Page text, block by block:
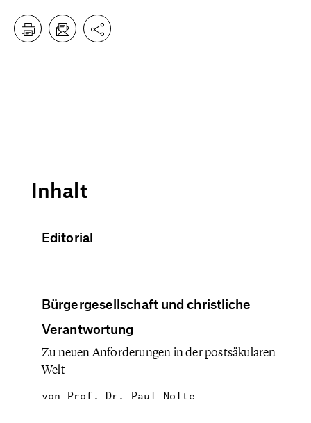
Inhalt
Editorial
Bürgergesellschaft und christliche
Verantwortung
Zu neuen Anforderungen in der postsäkularen
Welt
von Prof. Dr. Paul Nolte